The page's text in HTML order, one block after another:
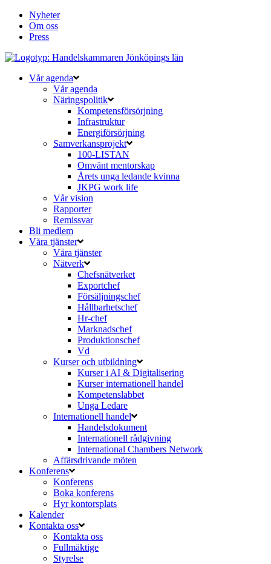
Nyheter
Om oss
Press
Vår agenda
Vår agenda
Näringspolitik
Kompetensförsörjning
Infrastruktur
Energiförsörjning
Samverkansprojekt
100-LISTAN
Omvänt mentorskap
Årets unga ledande kvinna
JKPG work life
Vår vision
Rapporter
Remissvar
Bli medlem
Våra tjänster
Våra tjänster
Nätverk
Chefsnätverket
Exportchef
Försäljningschef
Hållbarhetschef
Hr-chef
Marknadschef
Produktionschef
Vd
Kurser och utbildning
Kurser i AI & Digitalisering
Kurser internationell handel
Kompetenslabbet
Unga Ledare
Internationell handel
Handelsdokument
Internationell rådgivning
International Chambers Network
Affärsdrivande möten
Konferens
Konferens
Boka konferens
Hyr kontorsplats
Kalender
Kontakta oss
Kontakta oss
Fullmäktige
Styrelse